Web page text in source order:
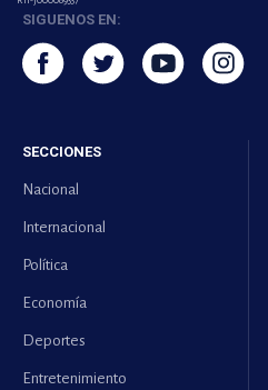
SIGUENOS EN:
SECCIONES
Nacional
Internacional
Política
Economía
Deportes
Entretenimiento